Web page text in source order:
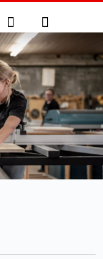
Suche Anmelden